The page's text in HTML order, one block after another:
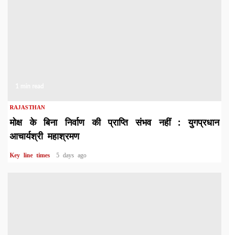
RAJASTHAN
मोक्ष के बिना निर्वाण की प्राप्ति संभव नहीं : युगप्रधान
आचार्यश्री महाश्रमण
Key line times 5 days ago